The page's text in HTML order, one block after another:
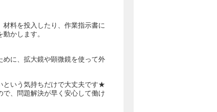
料を投入したり、作業指示書に
かします。
めに、拡大鏡や顕微鏡を使って外
いう気持ちだけで大丈夫です★
、問題解決が早く安心して働け